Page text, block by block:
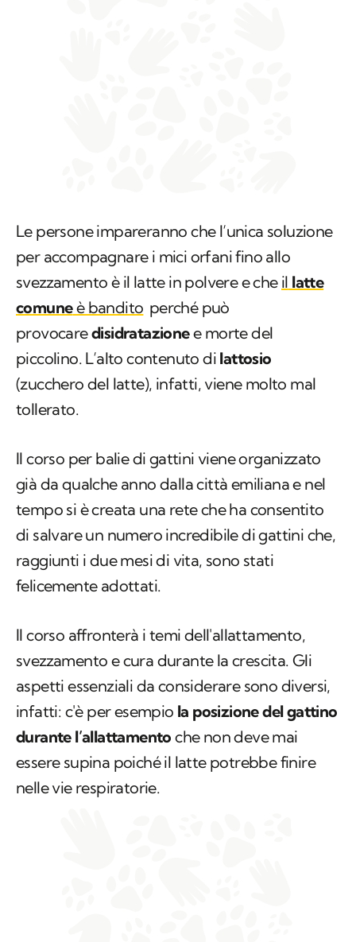
Le persone impareranno che l’unica soluzione
per accompagnare i mici orfani fino allo
svezzamento è il latte in polvere e che il latte
comuneè bandito perché può
provocaredisidratazionee morte del
piccolino. L’alto contenuto di lattosio
(zucchero del latte), infatti, viene molto mal
tollerato.
Il corso per balie di gattini viene organizzato
già da qualche anno dalla città emiliana e nel
tempo si è creata una rete che ha consentito
di salvare un numero incredibile di gattini che,
raggiunti i due mesi di vita, sono stati
felicemente adottati.
Il corso affronterà i temi dell'allattamento,
svezzamento e cura durante la crescita. Gli
aspetti essenziali da considerare sono diversi,
infatti: c'è per esempio la posizione del gattino
durante l’allattamento che non deve mai
essere supina poiché il latte potrebbe finire
nelle vie respiratorie.